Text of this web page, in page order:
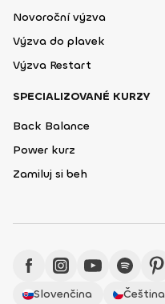
Novoroční výzva
Výzva do plavek
Výzva Restart
SPECIALIZOVANÉ KURZY
Back Balance
Power kurz
Zamiluj si beh
Slovenčina
Čeština